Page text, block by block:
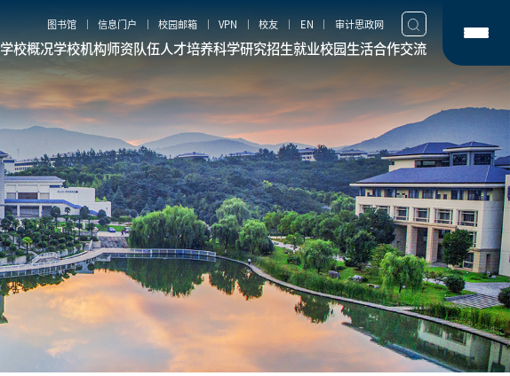
图书馆 信息门户 校园邮箱 VPN 校友 EN 审计思政网
学校概况学校机构师资队伍人才培养科学研究招生就业校园生活合作交流